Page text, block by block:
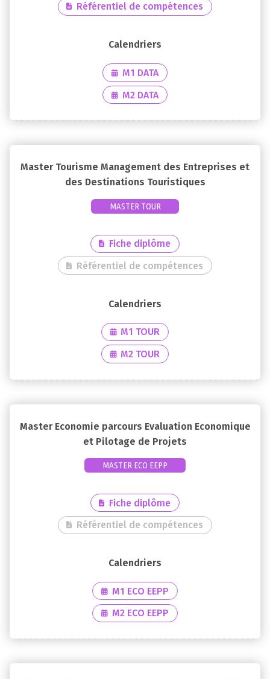
Référentiel de compétences
M1 DATA
M2 DATA
Master Tourisme Management des Entreprises et
des Destinations Touristiques
MASTER TOUR
Fiche diplôme
Référentiel de compétences
M1 TOUR
M2 TOUR
Master Economie parcours Evaluation Economique
et Pilotage de Projets
MASTER ECO EEPP
Fiche diplôme
Référentiel de compétences
M1 ECO EEPP
M2 ECO EEPP